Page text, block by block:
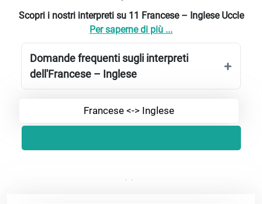
Scopri i nostri interpreti su 11 Francese – Inglese Uccle
Per saperne di più ...
Domande frequenti sugli interpreti
dell'Francese – Inglese
Francese <-> Inglese